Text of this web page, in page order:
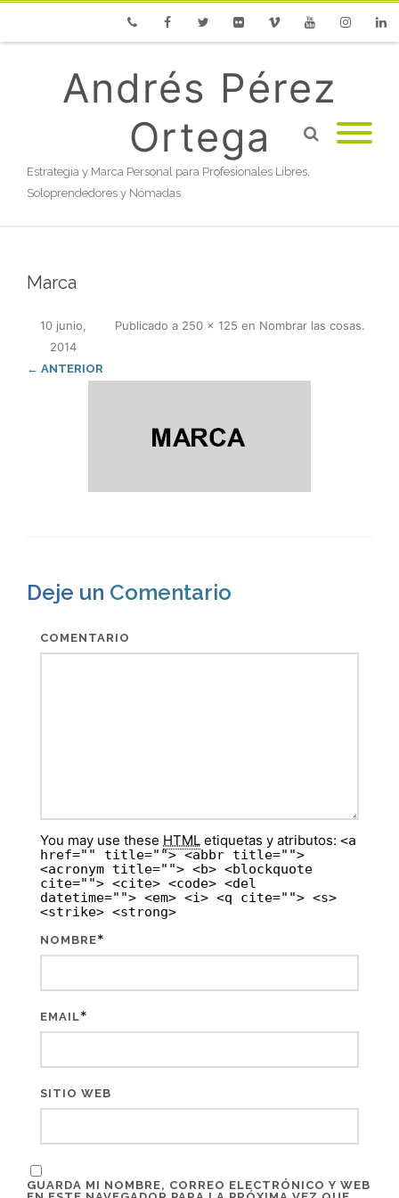
Andrés Pérez
Ortega
Estrategia y Marca Personal para Profesionales Libres,
Soloprendedores y Nómadas
Marca
Publicado
10 junio,
2014
a 250 × 125 en Nombrar las cosas.
← ANTERIOR
Deje un Comentario
COMENTARIO
You may use these HTML etiquetas y atributos: <a
href="" title=""> <abbr title="">
<acronym title=""> <b> <blockquote
cite=""> <cite> <code> <del
datetime=""> <em> <i> <q cite=""> <s>
<strike> <strong>
NOMBRE*
EMAIL*
SITIO WEB
GUARDA MI NOMBRE, CORREO ELECTRÓNICO Y WEB